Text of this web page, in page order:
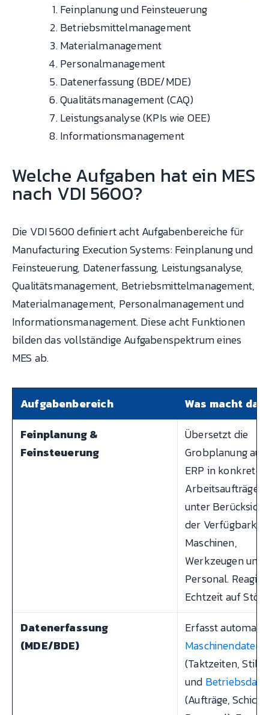
Feinplanung und Feinsteuerung
Betriebsmittelmanagement
Materialmanagement
Personalmanagement
Datenerfassung (BDE/MDE)
Qualitätsmanagement (CAQ)
Leistungsanalyse (KPIs wie OEE)
Informationsmanagement
Welche Aufgaben hat ein MES
nach VDI 5600?
Die VDI 5600 definiert acht Aufgabenbereiche für
Manufacturing Execution Systems: Feinplanung und
Feinsteuerung, Datenerfassung, Leistungsanalyse,
Qualitätsmanagement, Betriebsmittelmanagement,
Materialmanagement, Personalmanagement und
Informationsmanagement. Diese acht Funktionen
bilden das vollständige Aufgabenspektrum eines
MES ab.
Aufgabenbereich
Was macht das
Feinplanung &
Feinsteuerung
Übersetzt die
Grobplanung
ERP in konkrete
Arbeitsaufträge
unter
der
Maschinen,
Werkzeugen und
Personal.
Echtzeit auf
Datenerfassung
(MDE/BDE)
Erfasst
Maschinendaten
(Taktzeiten,
und
(Aufträge,